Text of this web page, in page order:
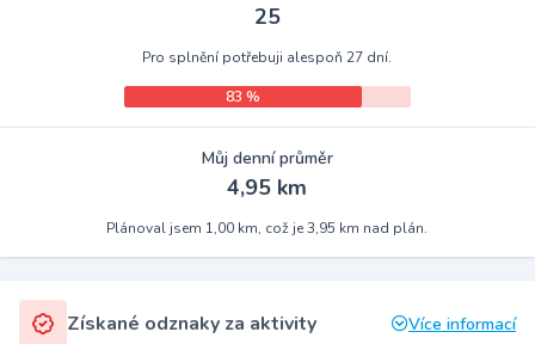
25
Pro splnění potřebuji alespoň 27 dní.
83 %
Můj denní průměr
4,95 km
Plánoval jsem 1,00 km, což je 3,95 km nad plán.
Získané odznaky za aktivity Více informací